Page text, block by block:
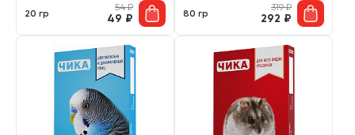
20 гр
54₽
49 ₽ 80 гр
319₽
292 ₽